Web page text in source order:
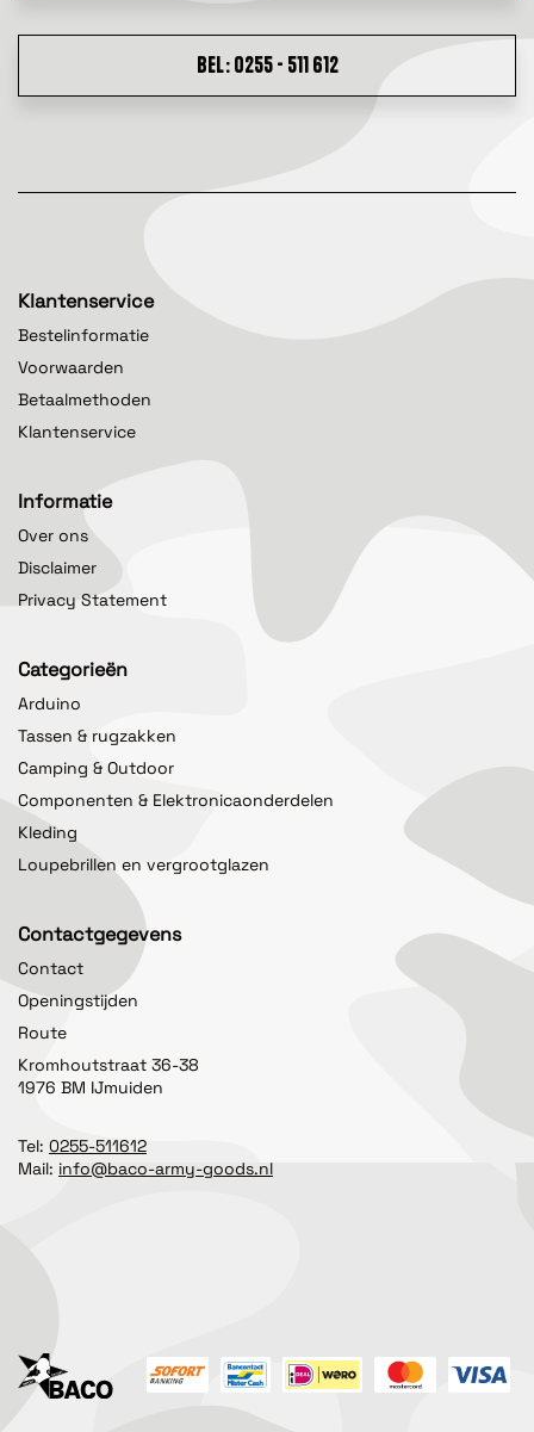
BEL: 0255 - 511 612
Klantenservice
Bestelinformatie
Voorwaarden
Betaalmethoden
Klantenservice
Informatie
Over ons
Disclaimer
Privacy Statement
Categorieën
Arduino
Tassen & rugzakken
Camping & Outdoor
Componenten & Elektronicaonderdelen
Kleding
Loupebrillen en vergrootglazen
Contactgegevens
Contact
Openingstijden
Route
Kromhoutstraat 36-38
1976 BM IJmuiden
Tel: 0255-511612
Mail: info@baco-army-goods.nl